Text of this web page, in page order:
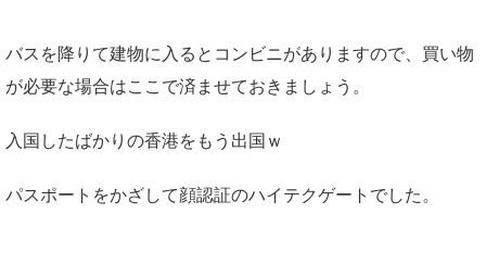
バスを降りて建物に入るとコンビニがありますので、買い物
が必要な場合はここで済ませておきましょう。
入国したばかりの香港をもう出国ｗ
パスポートをかざして顔認証のハイテクゲートでした。